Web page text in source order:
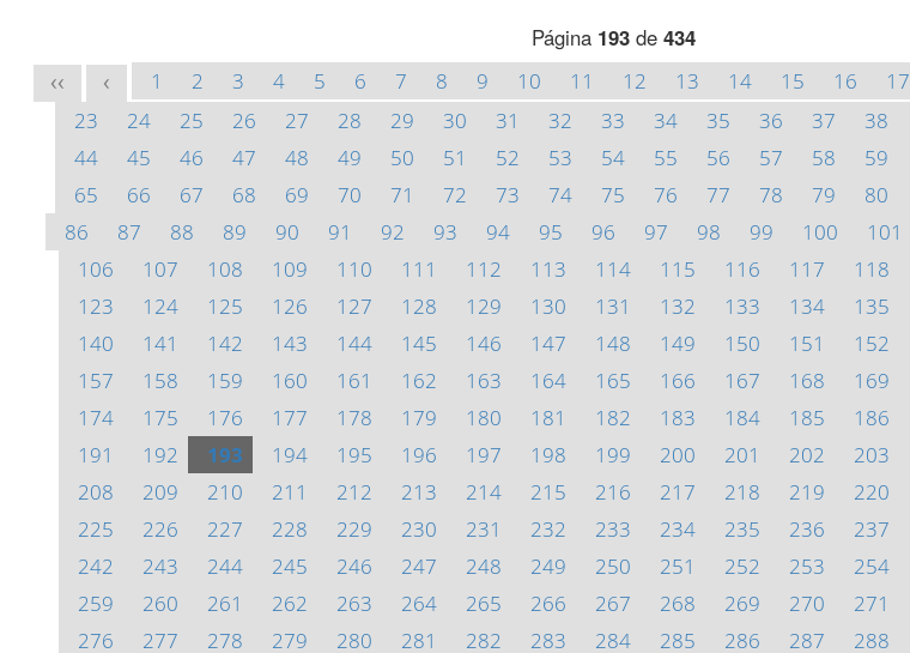
Página 193de 434
<< < 1 2 3 4 5 6 7 8 9 10 11 12 13 14 15 16 17
23
24 25 26 27 28 29 30 31 32 33 34 35 36 37 38
44
45 46 47 48 49 50 51 52 53 54 55 56 57 58 59
65
66 67 68 69 70 71 72 73 74 75 76 77 78 79 80
86
87 88 89 90 91 92 93 94 95 96 97 98 99 100 101
106
107 108 109 110 111 112 113 114 115 116 117 118
123
124 125 126 127 128 129 130 131 132 133 134 135
140
141 142 143 144 145 146 147 148 149 150 151 152
157
158 159 160 161 162 163 164 165 166 167 168 169
174
175 176 177 178 179 180 181 182 183 184 185 186
191
192 193 194 195 196 197 198 199 200 201 202 203
208
209 210 211 212 213 214 215 216 217 218 219 220
225
226 227 228 229 230 231 232 233 234 235 236 237
242
243 244 245 246 247 248 249 250 251 252 253 254
259
260 261 262 263 264 265 266 267 268 269 270 271
276
277 278 279 280 281 282 283 284 285 286 287 288